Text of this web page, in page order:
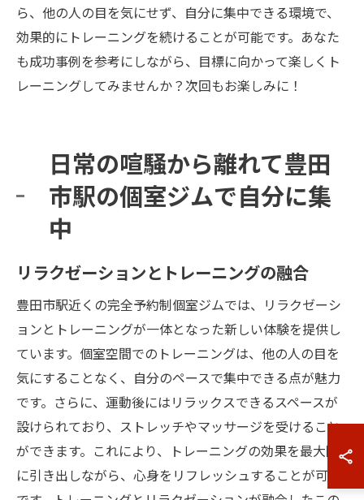
ら、他の人の目を気にせず、自分に集中できる環境で、
効果的にトレーニングを続けることが可能です。あなた
も成功事例を参考にしながら、目標に向かって楽しくト
レーニングしてみませんか？次回もお楽しみに！
日常の喧騒から離れて豊田
市駅の個室ジムで自分に集
中
リラクゼーションとトレーニングの融合
豊田市駅近くの完全予約制個室ジムでは、リラクゼーシ
ョンとトレーニングが一体となった新しい体験を提供し
ています。個室空間でのトレーニングは、他の人の目を
気にすることなく、自分のペースで集中できる点が魅力
です。さらに、運動後にはリラックスできるスペースが
設けられており、ストレッチやマッサージを受けること
ができます。これにより、トレーニングの効果を最大限
に引き出しながら、心身をリフレッシュすることが可能